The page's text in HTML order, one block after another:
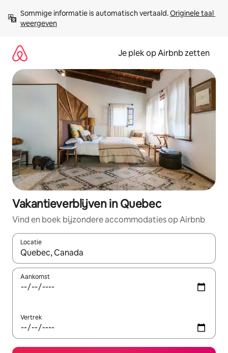
direct
naar
Sommige informatie is automatisch vertaald. Originele taal
weergeven
Je plek op Airbnb zetten
Vakantieverblijven in Quebec
Vind en boek bijzondere accommodaties op Airbnb
Locatie
Wanneer er resultaten beschikbaar zijn, maak je een keuze
Aankomst
Vertrek